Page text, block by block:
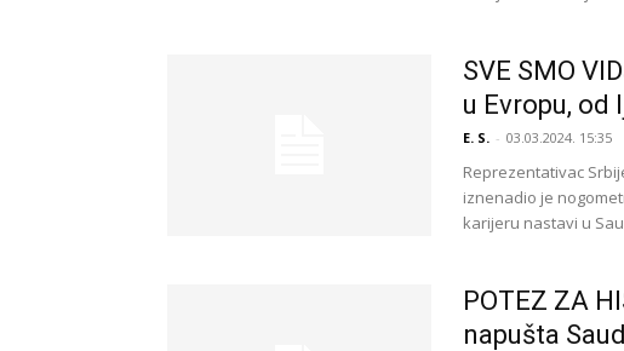
SVE SMO
u Evropu, od
E. S. - 03.03.2024. 15:35
Reprezentativac
iznenadio je
karijeru nastavi u
POTEZ ZA
napušta